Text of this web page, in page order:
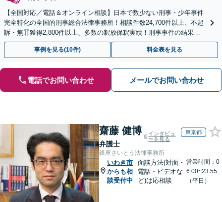
【全国対応／電話＆オンライン相談】日本で数少ない刑事・少年事件
完全特化の全国的刑事総合法律事務所！相談件数24,700件以上、不起
訴・無罪獲得2,800件以上、多数の釈放保釈実績！刑事事件の結果は
弁護士の腕次第で変わります【初回相談無料】
事例を見る(10件) 料金表を見る
電話でお問い合わせ メールでお問い合わせ
齋藤 健博
弁護士
インタビュ
ーを見る
東京都
銀座さいとう法律事務所
いわき市
からも相
談受付中
面談方法(対面・
電話・ビデオな
ど)は応相談
営業時間：0
6:00~23:55
（平日）